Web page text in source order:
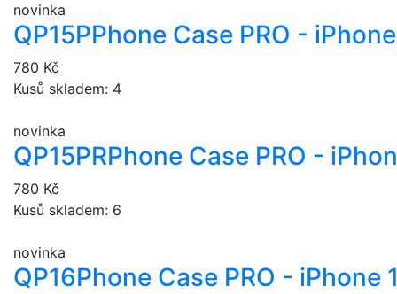
novinka
QP15PPhone Case PRO -
780 Kč
Kusů skladem: 4
novinka
QP15PRPhone Case PRO -
780 Kč
Kusů skladem: 6
novinka
QP16Phone Case PRO - iPhone